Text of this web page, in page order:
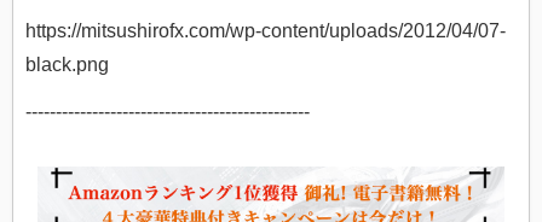
https://mitsushirofx.com/wp-content/uploads/2012/04/07-
black.png
-----------------------------------------------